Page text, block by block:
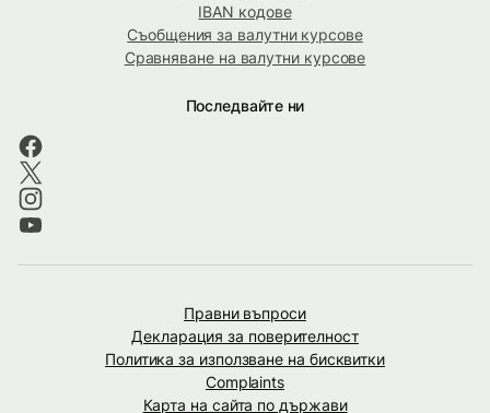
IBAN кодове
Съобщения за валутни курсове
Сравняване на валутни курсове
Последвайте ни
Правни въпроси
Декларация за поверителност
Политика за използване на бисквитки
Complaints
Карта на сайта по държави